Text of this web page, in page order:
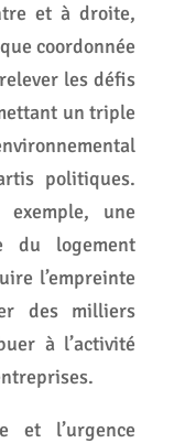
et à droite,
coordonnée
les défis
un triple
politiques.
une
du logement
l’empreinte
des milliers
à l’activité
et l’urgence